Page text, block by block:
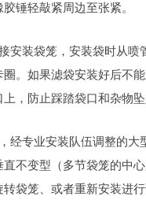
锤轻敲紧周边至张紧。
安装袋笼，安装袋时从
。如果滤袋安装好后不
，防止踩踏袋口和杂物坠
经专业安装队伍调整的
不变型（多节袋笼的中
袋笼、或者重新安装进行